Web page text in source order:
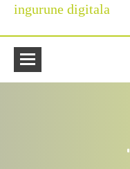
ingurune digitala